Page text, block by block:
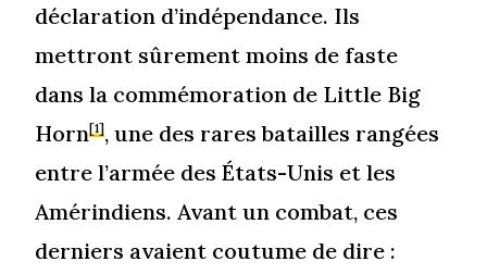
déclaration d’indépendance. Ils
mettront sûrement moins de faste
dans la commémoration de Little Big
Horn[1], une des rares batailles rangées
entre l’armée des États-Unis et les
Amérindiens. Avant un combat, ces
derniers avaient coutume de dire :